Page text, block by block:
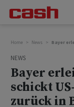
Home News Bayer
NEWS
Bayer
schickt
zurück in